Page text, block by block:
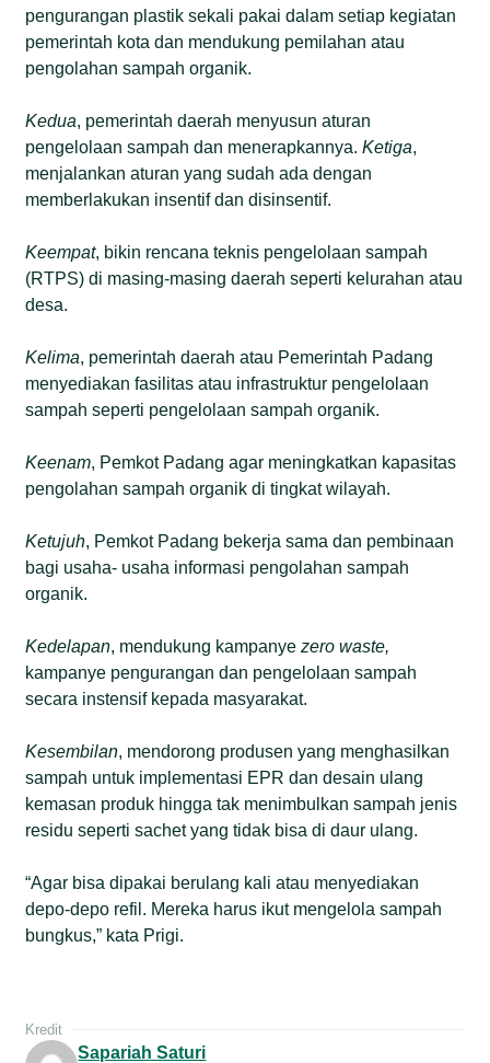
pengurangan plastik sekali pakai dalam setiap kegiatan
pemerintah kota dan mendukung pemilahan atau
pengolahan sampah organik.
Kedua, pemerintah daerah menyusun aturan
pengelolaan sampah dan menerapkannya.Ketiga,
menjalankan aturan yang sudah ada dengan
memberlakukan insentif dan disinsentif.
Keempat, bikin rencana teknis pengelolaan sampah
(RTPS) di masing-masing daerah seperti kelurahan atau
desa.
Kelima, pemerintah daerah atau Pemerintah Padang
menyediakan fasilitas atau infrastruktur pengelolaan
sampah seperti pengelolaan sampah organik.
Keenam, Pemkot Padang agar meningkatkan kapasitas
pengolahan sampah organik di tingkat wilayah.
Ketujuh, Pemkot Padang bekerja sama dan pembinaan
bagi usaha- usaha informasi pengolahan sampah
organik.
Kedelapan, mendukung kampanyezero waste,
kampanye pengurangan dan pengelolaan sampah
secara instensif kepada masyarakat.
Kesembilan, mendorong produsen yang menghasilkan
sampah untuk implementasi EPR dan desain ulang
kemasan produk hingga tak menimbulkan sampah jenis
residu seperti sachet yang tidak bisa di daur ulang.
“Agar bisa dipakai berulang kali atau menyediakan
depo-depo refil. Mereka harus ikut mengelola sampah
bungkus,” kata Prigi.
Kredit
Sapariah Saturi